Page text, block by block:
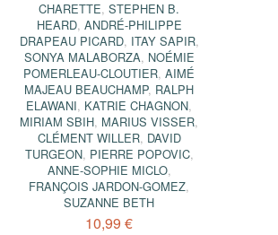
CHARETTE,STEPHEN B.
HEARD, ANDRÉ-PHILIPPE
DRAPEAU PICARD, ITAY SAPIR,
SONYA MALABORZA, NOÉMIE
POMERLEAU-CLOUTIER,AIMÉ
MAJEAU BEAUCHAMP, RALPH
ELAWANI, KATRIE CHAGNON,
MIRIAM SBIH, MARIUS VISSER,
CLÉMENT WILLER, DAVID
TURGEON, PIERRE POPOVIC,
ANNE-SOPHIE MICLO,
FRANÇOIS JARDON-GOMEZ,
SUZANNE BETH
10,99 €